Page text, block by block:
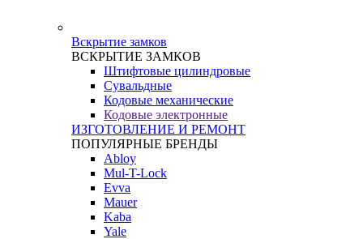
Вскрытие замков
ВСКРЫТИЕ ЗАМКОВ
Штифтовые цилиндровые
Сувальдные
Кодовые механические
Кодовые электронные
ИЗГОТОВЛЕНИЕ И РЕМОНТ
ПОПУЛЯРНЫЕ БРЕНДЫ
Abloy
Mul-T-Lock
Evva
Mauer
Kaba
Yale